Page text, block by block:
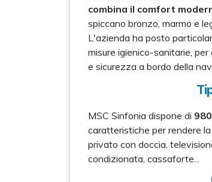
combina il comfort
spiccano bronzo, marmo e
L'azienda ha posto
misure igienico-sanitarie,
e sicurezza a bordo della
MSC Sinfonia dispone di
caratteristiche per rendere
privato con doccia,
condizionata, cassaforte...